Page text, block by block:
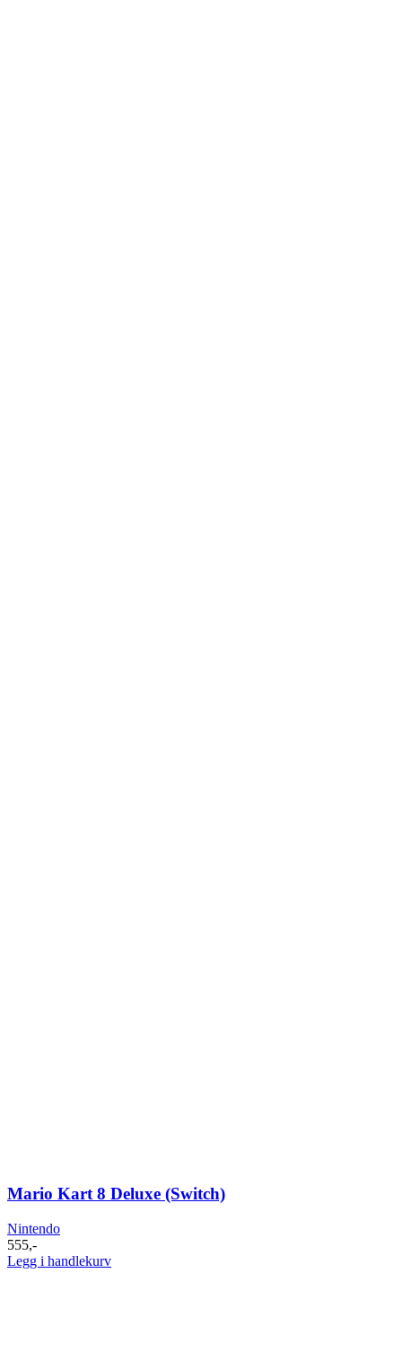
Mario Kart 8 Deluxe (Switch)
Nintendo
555,-
Legg i handlekurv